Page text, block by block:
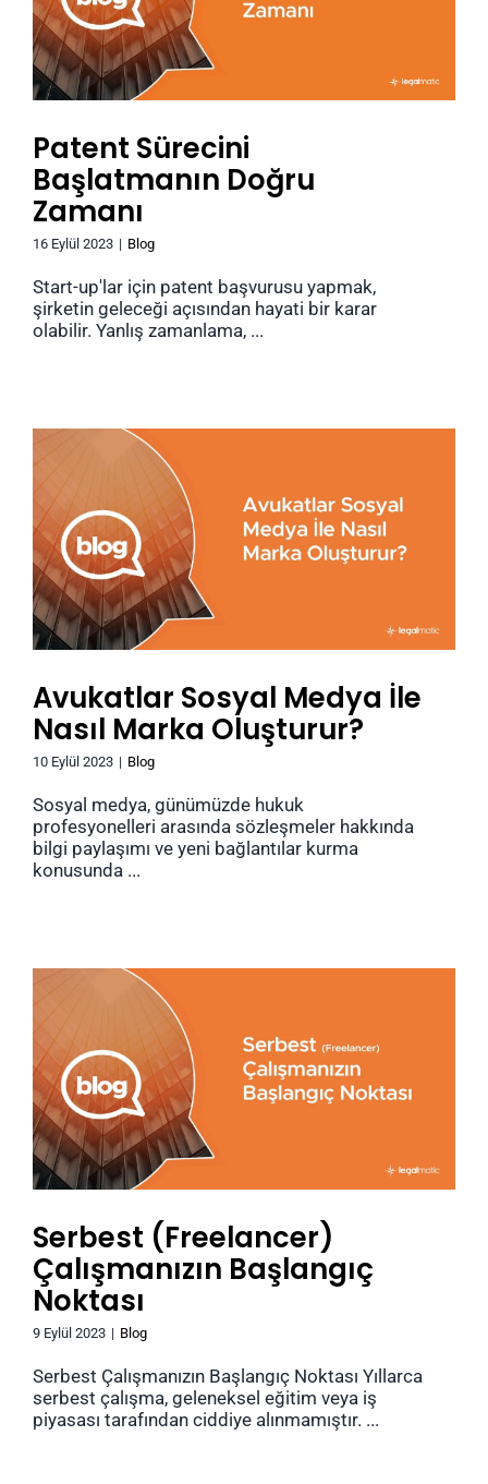
Patent Sürecini
Başlatmanın Doğru
Zamanı
16 Eylül 2023 | Blog
Start-up'lar için patent başvurusu yapmak,
şirketin geleceği açısından hayati bir karar
olabilir. Yanlış zamanlama, ...
Avukatlar Sosyal Medya İle
Nasıl Marka Oluşturur?
10 Eylül 2023 | Blog
Sosyal medya, günümüzde hukuk
profesyonelleri arasında sözleşmeler hakkında
bilgi paylaşımı ve yeni bağlantılar kurma
konusunda ...
Serbest (Freelancer)
Çalışmanızın Başlangıç
Noktası
9 Eylül 2023 | Blog
Serbest Çalışmanızın Başlangıç Noktası Yıllarca
serbest çalışma, geleneksel eğitim veya iş
piyasası tarafından ciddiye alınmamıştır. ...